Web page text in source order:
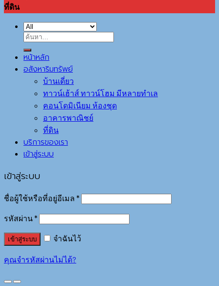
ที่ดิน
หน้าหลัก
อสังหาริมทรัพย์
บ้านเดี่ยว
ทาวน์เฮ้าส์ ทาวน์โฮม มีหลายทำเล
คอนโดมิเนียม ห้องชุด
อาคารพาณิชย์
ที่ดิน
บริการของเรา
เข้าสู่ระบบ
เข้าสู่ระบบ
ชื่อผู้ใช้หรือที่อยู่อีเมล *
รหัสผ่าน*
เข้าสู่ระบบ จำฉันไว้
คุณจำรหัสผ่านไม่ได้?